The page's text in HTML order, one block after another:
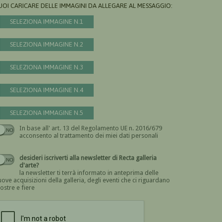
CARICARE DELLE IMMAGINI DA ALLEGARE AL MESSAGGIO:
SELEZIONA IMMAGINE N.1
SELEZIONA IMMAGINE N.2
SELEZIONA IMMAGINE N.3
SELEZIONA IMMAGINE N.4
SELEZIONA IMMAGINE N.5
In base all' art. 13 del Regolamento UE n. 2016/679
acconsento al trattamento dei miei dati personali
Devi dare il consenso
desideri iscriverti alla newsletter di Recta galleria
d'arte?
la newsletter ti terrà informato in anteprima delle
acquisizioni della galleria, degli eventi che ci riguardano
e fiere